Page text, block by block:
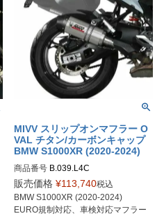
MIVV スリップオンマフラー O
VAL チタン/カーボンキャップ
BMW S1000XR (2020-2024)
商品番号 B.039.L4C
販売価格 ¥113,740税込
BMW S1000XR (2020-2024)
EURO規制対応、車検対応マフラー